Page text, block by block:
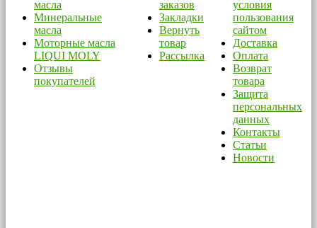
масла
Минеральные
масла
Моторные масла
LIQUI MOLY
Отзывы
покупателей
заказов
Закладки
Вернуть
товар
Рассылка
условия
пользования
сайтом
Доставка
Оплата
Возврат
товара
Защита
персональных
данных
Контакты
Статьи
Новости